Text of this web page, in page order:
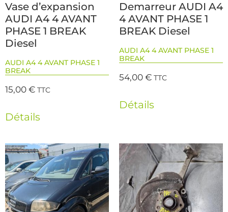
Vase d’expansion
AUDI A4 4 AVANT
PHASE 1 BREAK
Diesel
AUDI A4 4 AVANT PHASE 1
BREAK
15,00€ TTC
Détails
Demarreur AUDI A4
4 AVANT PHASE 1
BREAK Diesel
AUDI A4 4 AVANT PHASE 1
BREAK
54,00€ TTC
Détails